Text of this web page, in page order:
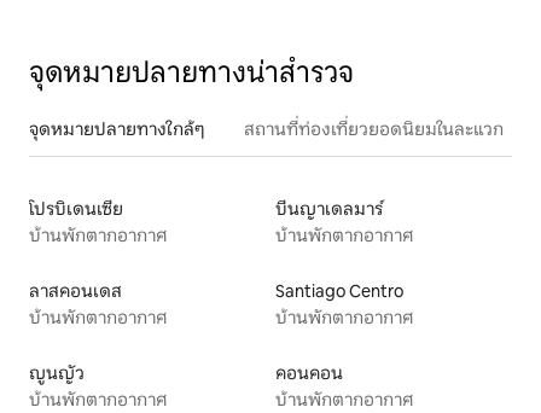
จุดหมายปลายทางน่าสำรวจ
จุดหมายปลายทางใกล้ๆ สถานที่ท่องเที่ยวยอดนิยมในละแวก
โปรบิเดนเซีย
บ้านพักตากอากาศ
บีนญาเดลมาร์
บ้านพักตากอากาศ
ลาสคอนเดส
บ้านพักตากอากาศ
Santiago Centro
บ้านพักตากอากาศ
ญูนญัว
บ้านพักตากอากาศ
คอนคอน
บ้านพักตากอากาศ